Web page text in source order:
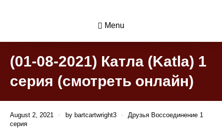
Menu
(01-08-2021) Катла (Katla) 1
серия (смотреть онлайн)
August 2, 2021 by bartcartwright3
Друзья Воссоединение 1
серия